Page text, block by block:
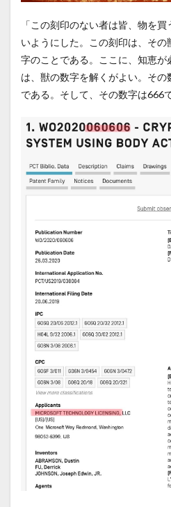
「この刻印のない者は皆、物を
いようにした。この刻印は、そ
字のことである。ここに、知恵
は、獣の数字を解くがよい。そ
である。そして、その数字は666